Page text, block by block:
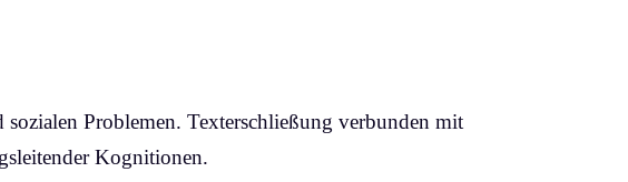
Problemen. Texterschließung verbunden mit
Kognitionen.